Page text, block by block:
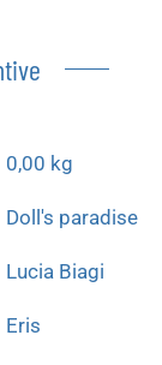
0,00 kg
Doll's paradise
Lucia Biagi
Eris